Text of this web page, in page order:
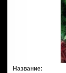
Название: